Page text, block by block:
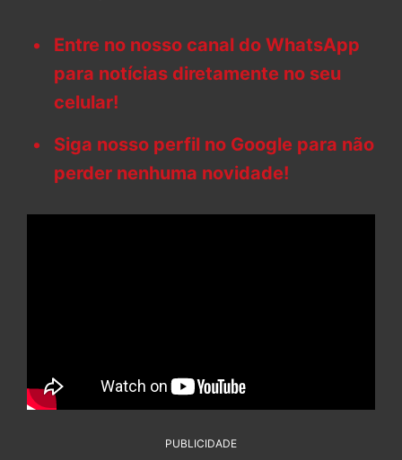
Entre no nosso canal do WhatsApp
para notícias diretamente no seu
celular!
Siga nosso perfil no Google para não
perder nenhuma novidade!
PUBLICIDADE